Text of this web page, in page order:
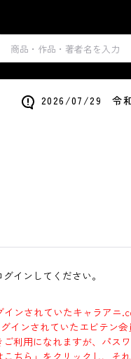
2026/07/29 令和
インしてください。
ンされていたキャラアニ
インされていたエビテン
利用になれますが、パス
ちら」をクリックし、そ